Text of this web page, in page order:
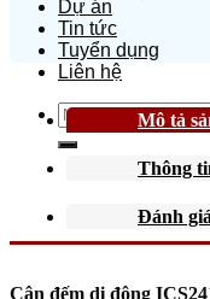
Dự án
Tin tức
Tuyển dụng
Liên hệ
Search
for:
Mô tả
Thông
Đánh
Cân đếm di động